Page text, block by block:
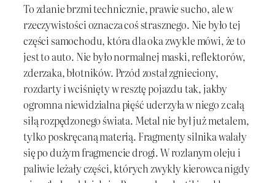
To zdanie brzmi technicznie, prawie sucho, ale w
rzeczywistości oznacza coś strasznego. Nie było tej
części samochodu, która dla oka zwykle mówi, że to
jest to auto. Nie było normalnej maski, reflektorów,
zderzaka, błotników. Przód został zgnieciony,
rozdarty i wciśnięty w resztę pojazdu tak, jakby
ogromna niewidzialna pięść uderzyła w niego z całą
siłą rozpędzonego świata. Metal nie był już metalem,
tylko poskręcaną materią. Fragmenty silnika walały
się po dużym fragmencie drogi. W rozlanym oleju i
paliwie leżały części, których zwykły kierowca nigdy